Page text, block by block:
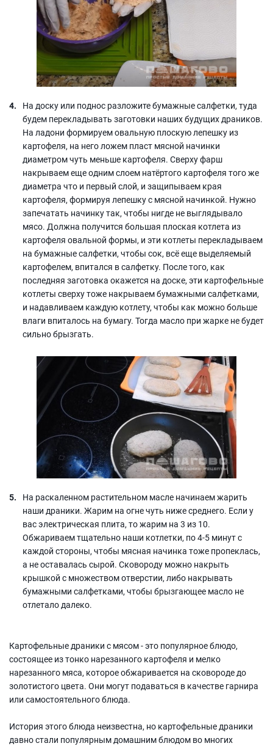
На доску или поднос разложите бумажные салфетки, туда
будем перекладывать заготовки наших будущих драников.
На ладони формируем овальную плоскую лепешку из
картофеля, на него ложем пласт мясной начинки
диаметром чуть меньше картофеля. Сверху фарш
накрываем еще одним слоем натёртого картофеля того же
диаметра что и первый слой, и защипываем края
картофеля, формируя лепешку с мясной начинкой. Нужно
запечатать начинку так, чтобы нигде не выглядывало
мясо. Должна получится большая плоская котлета из
картофеля овальной формы, и эти котлеты перекладываем
на бумажные салфетки, чтобы сок, всё еще выделяемый
картофелем, впитался в салфетку. После того, как
последняя заготовка окажется на доске, эти картофельные
котлеты сверху тоже накрываем бумажными салфетками,
и надавливаем каждую котлету, чтобы как можно больше
влаги впиталось на бумагу. Тогда масло при жарке не будет
сильно брызгать.
На раскаленном растительном масле начинаем жарить
наши драники. Жарим на огне чуть ниже среднего. Если у
вас электрическая плита, то жарим на 3 из 10.
Обжариваем тщательно наши котлетки, по 4-5 минут с
каждой стороны, чтобы мясная начинка тоже пропеклась,
а не оставалась сырой. Сковороду можно накрыть
крышкой с множеством отверстии, либо накрывать
бумажными салфетками, чтобы брызгающее масло не
отлетало далеко.
Картофельные драники с мясом - это популярное блюдо,
состоящее из тонко нарезанного картофеля и мелко
нарезанного мяса, которое обжаривается на сковороде до
золотистого цвета. Они могут подаваться в качестве гарнира
или самостоятельного блюда.
История этого блюда неизвестна, но картофельные драники
давно стали популярным домашним блюдом во многих